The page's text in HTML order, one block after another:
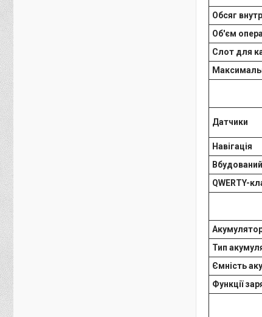
Обсяг
Об'єм
Слот для
Датчики
Навігація
QWERTY-
Тип
Ємність
Функції